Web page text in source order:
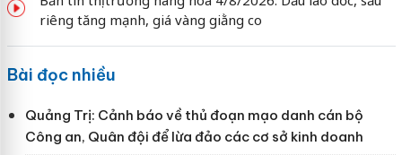
riêng tăng mạnh, giá vàng giằng co
Bài đọc nhiều
Quảng Trị: Cảnh báo về thủ đoạn mạo danh cán bộ
Công an, Quân đội để lừa đảo các cơ sở kinh doanh